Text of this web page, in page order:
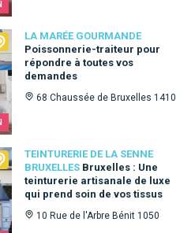
LA MARÉE GOURMANDE
Poissonnerie-traiteur pour
répondre à toutes vos
demandes
68 Chaussée de Bruxelles 1410
TEINTURERIE DE LA SENNE
BRUXELLES Bruxelles : Une
teinturerie artisanale de luxe
qui prend soin de vos tissus
10 Rue de l'Arbre Bénit 1050